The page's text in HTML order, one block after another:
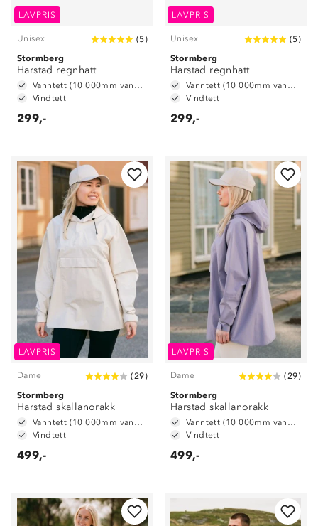
LAVPRIS
Unisex (5)
Stormberg
Harstad regnhatt
Vanntett (10 000mm vannsøyle)
Vindtett
299,-
LAVPRIS
Unisex (5)
Stormberg
Harstad regnhatt
Vanntett (10 000mm vannsøyle)
Vindtett
299,-
LAVPRIS
Dame (29)
Stormberg
Harstad skallanorakk
Vanntett (10 000mm vannsøyle)
Vindtett
499,-
LAVPRIS
Dame (29)
Stormberg
Harstad skallanorakk
Vanntett (10 000mm vannsøyle)
Vindtett
499,-